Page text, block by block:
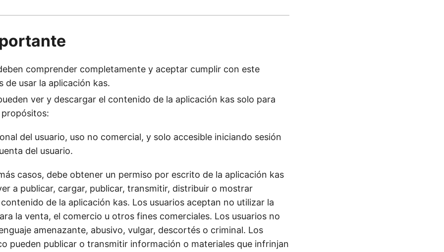
comprender completamente y aceptar cumplir con este
de usar la aplicación kas.
ver y descargar el contenido de la aplicación kas solo para
del usuario, uso no comercial, y solo accesible iniciando sesión
del usuario.
casos, debe obtener un permiso por escrito de la aplicación kas
a publicar, cargar, publicar, transmitir, distribuir o mostrar
de la aplicación kas. Los usuarios aceptan no utilizar la
la venta, el comercio u otros fines comerciales. Los usuarios no
amenazante, abusivo, vulgar, descortés o criminal. Los
pueden publicar o transmitir información o materiales que infrinjan